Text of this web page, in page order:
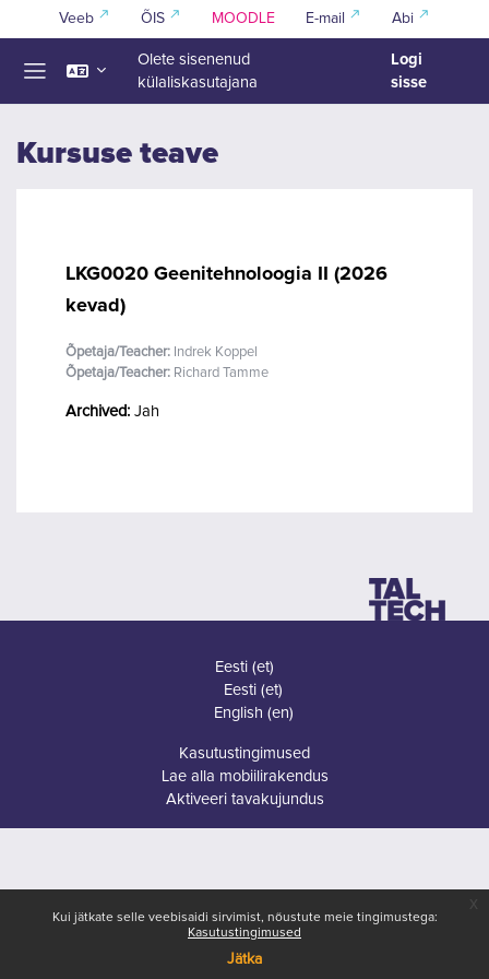
Jäta vahele peasisuni
Kui jätkate selle veebisaidi sirvimist, nõustute meie tingimustega:
Kasutustingimused
Jätka
Veeb ÕIS MOODLE E-mail Abi
Olete sisenenud
külaliskasutajana
Logi
sisse
Kursuse teave
LKG0020 Geenitehnoloogia II (2026
kevad)
Õpetaja/Teacher: Indrek Koppel
Õpetaja/Teacher: Richard Tamme
Archived: Jah
Eesti ‎(et)‎
Eesti ‎(et)‎
English ‎(en)‎
Kasutustingimused
Lae alla mobiilirakendus
Aktiveeri tavakujundus